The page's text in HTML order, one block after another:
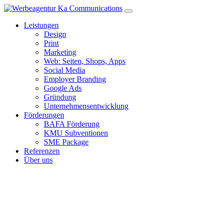
Navigation
Leistungen
Design
Print
Marketing
Web: Seiten, Shops, Apps
Social Media
Employer Branding
Google Ads
Gründung
Unternehmensentwicklung
Förderungen
BAFA Förderung
KMU Subventionen
SME Package
Referenzen
Über uns